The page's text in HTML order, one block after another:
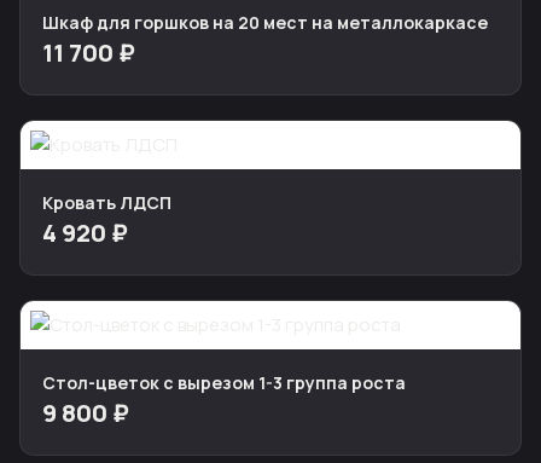
Шкаф для горшков на 20 мест на металлокаркасе
11 700 ₽
Кровать ЛДСП
4 920 ₽
Стол-цветок с вырезом 1-3 группа роста
9 800 ₽